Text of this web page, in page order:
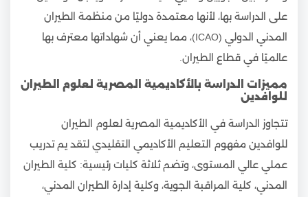
على الدراسة بها، لأنها معتمدة دوليًا من منظمة الطيران
المدني الدولي (ICAO)، مما يعني أن شهاداتها معترف بها
عالميًا في قطاع الطيران.
مميزات الدراسة بالأكاديمية المصرية لعلوم الطيران
للوافدين
تتجاوز الدراسة في الأكاديمية المصرية لعلوم الطيران
للوافدين مفهوم التعليم الأكاديمي التقليدي لتقد يم تدريب
عملي عالي المستوى، وتضم ثلاثة كليات رئيسية: كلية الطيران
المدني، كلية المراقبة الجوية، وكلية إدارة الطيران المدني،